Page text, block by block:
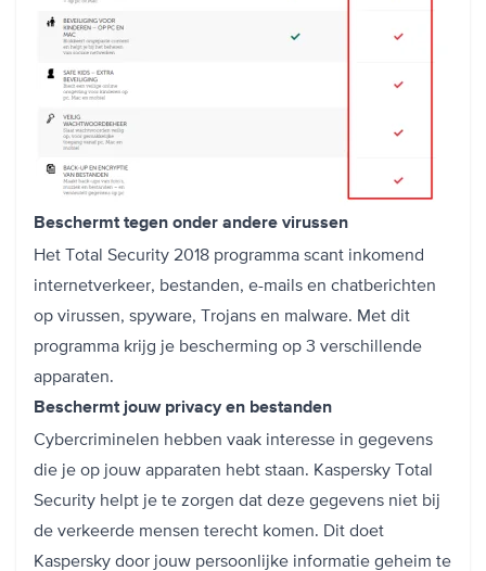
Beschermt tegen onder andere virussen
Het Total Security 2018 programma scant inkomend
internetverkeer, bestanden, e-mails en chatberichten
op virussen, spyware, Trojans en malware. Met dit
programma krijg je bescherming op 3 verschillende
apparaten.
Beschermt jouw privacy en bestanden
Cybercriminelen hebben vaak interesse in gegevens
die je op jouw apparaten hebt staan. Kaspersky Total
Security helpt je te zorgen dat deze gegevens niet bij
de verkeerde mensen terecht komen. Dit doet
Kaspersky door jouw persoonlijke informatie geheim te